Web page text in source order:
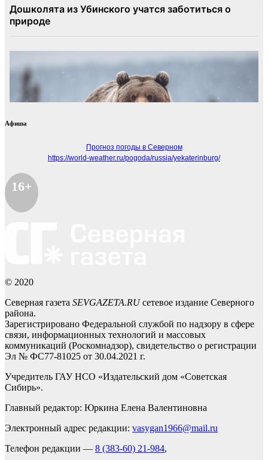
Афиша
Прогноз погоды в Северном
https://world-weather.ru/pogoda/russia/yekaterinburg/
16+
© 2020
Северная газета SEVGAZETA.RUсетевое издание Северного
района.
Зарегистрировано Федеральной службой по надзору в сфере
связи, информационных технологий и массовых
коммуникаций (Роскомнадзор), свидетельство о регистрации
Эл № ФС77-81025 от 30.04.2021 г.
Учредитель ГАУ НСО «Издательский дом «Советская
Сибирь».
Главный редактор: Юркина Елена Валентиновна
Электронный адрес редакции: vasygan1966@mail.ru
Телефон редакции — 8 (383-60) 21-984,